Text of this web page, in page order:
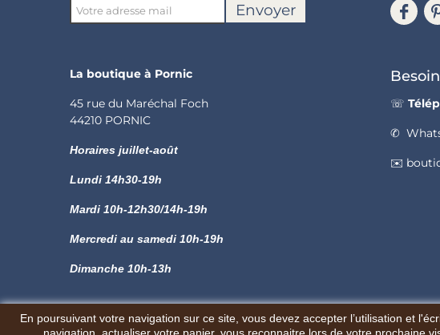
En poursuivant votre navigation sur ce site, vous devez accepter l’utilisation et
Envoyer
La boutique à Pornic
45 rue du Maréchal Foch
44210 PORNIC
Horaires juillet-août
Lundi 14h30-19h
Mardi 10h-12h30/14h-19h
Mercredi au samedi 10h-19h
Dimanche 10h-13h
☏
✆
✉️